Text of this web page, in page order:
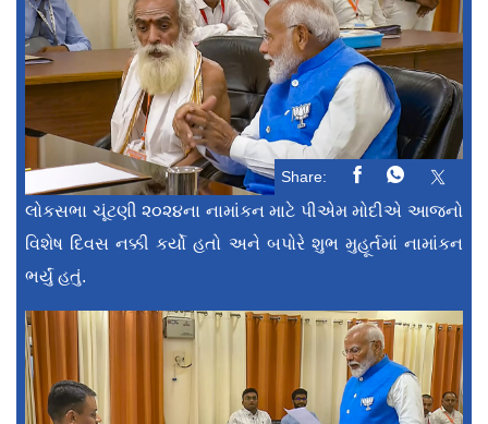
Share:
લોકસભા ચૂંટણી ૨૦૨૪ના નામાંકન માટે પીએમ મોદીએ આજનો
વિશેષ દિવસ નક્કી કર્યો હતો અને બપોરે શુભ મુહૂર્તમાં નામાંકન
ભર્યું હતું.